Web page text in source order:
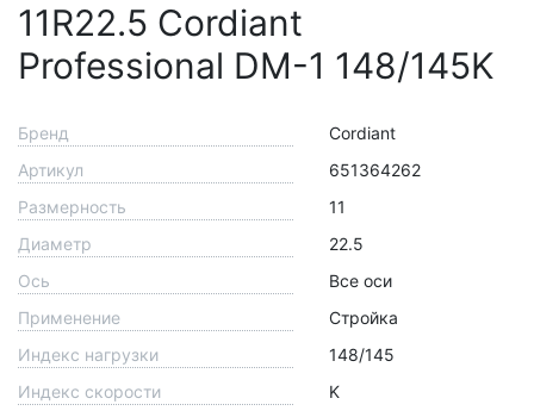
11R22.5 Cordiant
Professional DM-1 148/145K
Бренд
Cordiant
Артикул
651364262
Размерность
11
Диаметр
22.5
Ось
Все оси
Применение
Стройка
Индекс нагрузки
148/145
Индекс скорости
K